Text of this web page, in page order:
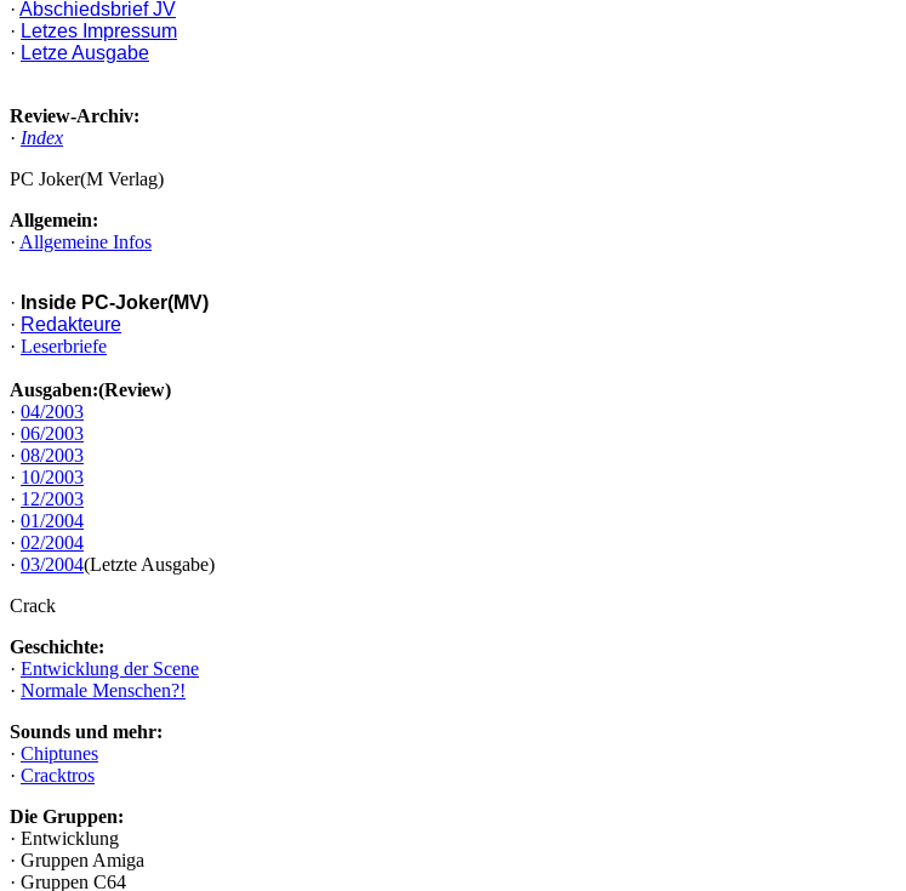
· Abschiedsbrief JV
· Letzes Impressum
· Letze Ausgabe
Review-Archiv:
· Index
PC Joker(M Verlag)
Allgemein:
· Allgemeine Infos
· Inside PC-Joker(MV)
· Redakteure
· Leserbriefe
Ausgaben:(Review)
· 04/2003
· 06/2003
· 08/2003
· 10/2003
· 12/2003
· 01/2004
· 02/2004
· 03/2004(Letzte Ausgabe)
Crack
Geschichte:
· Entwicklung der Scene
· Normale Menschen?!
Sounds und mehr:
· Chiptunes
· Cracktros
Die Gruppen:
· Entwicklung
· Gruppen Amiga
· Gruppen C64